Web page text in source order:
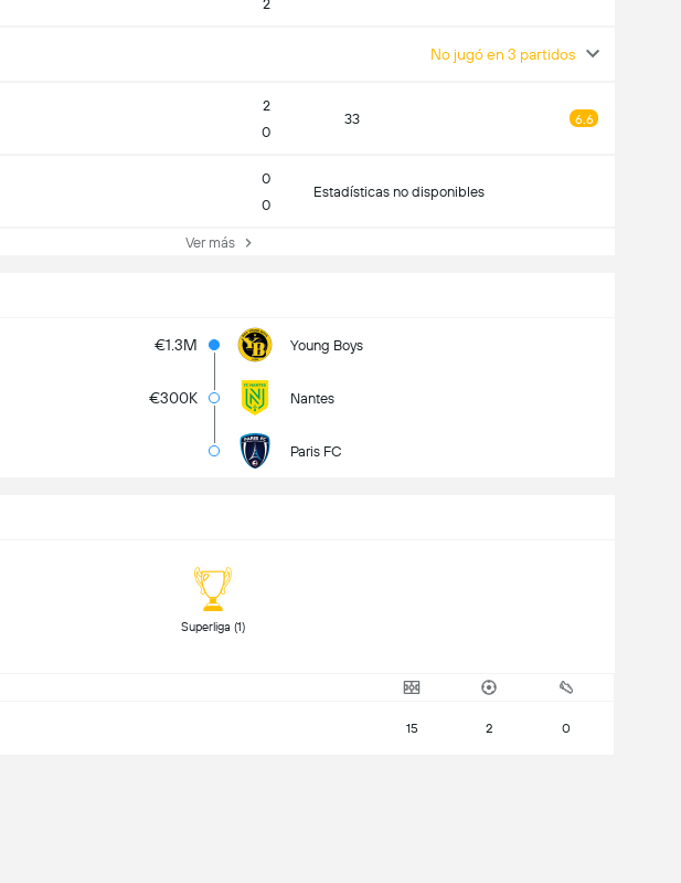
2
No jugó en 3 partidos
2
0
33 6.6
0
0
Estadísticas no disponibles
Ver más
€1.3M Young Boys
€300K Nantes
Paris FC
15 2 0